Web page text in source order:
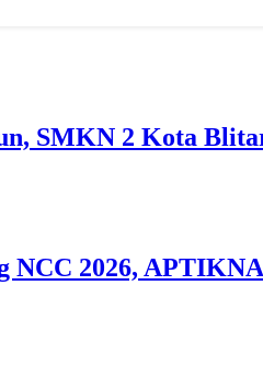
SMKN 2 Kota
NCC 2026,